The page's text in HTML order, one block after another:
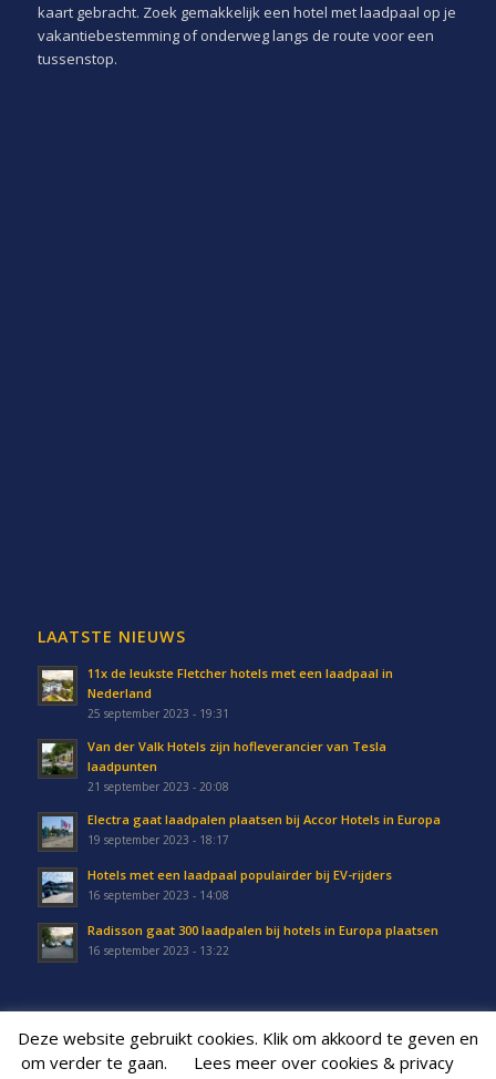
kaart gebracht. Zoek gemakkelijk een hotel met laadpaal op je
vakantiebestemming of onderweg langs de route voor een
tussenstop.
LAATSTE NIEUWS
11x de leukste Fletcher hotels met een laadpaal in
Nederland
25 september 2023 - 19:31
Van der Valk Hotels zijn hofleverancier van Tesla
laadpunten
21 september 2023 - 20:08
Electra gaat laadpalen plaatsen bij Accor Hotels in Europa
19 september 2023 - 18:17
Hotels met een laadpaal populairder bij EV-rijders
16 september 2023 - 14:08
Radisson gaat 300 laadpalen bij hotels in Europa plaatsen
16 september 2023 - 13:22
Deze website gebruikt cookies. Klik om akkoord te geven en
om verder te gaan.
Lees meer over cookies & privacy